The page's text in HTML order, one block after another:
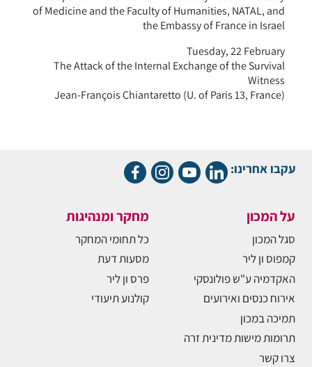
of Medicine and the Faculty of Humanities, NATAL, and
the Embassy of France in Israel
Tuesday, 22 February
The Attack of the Internal Exchange of the Survival
Witness
Jean-François Chiantaretto (U. of Paris 13, France)
עקבו אחרינו:
על המכון
סגל המכון
קמפוס ון ליר
האקדמיה ע"ש פולונסקי
אירוח כנסים ואירועים
תמיכה במכון
תרומות מישות מדינית זרה
צרו קשר
מחקר ומנהיגות
כל תחומי המחקר
מסעות דעת
פרס ון ליר
קולנוע תיעודי